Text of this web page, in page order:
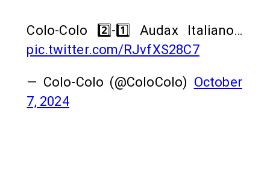
Colo-Colo 2️⃣-1️⃣ Audax Italiano…
pic.twitter.com/RJvfXS28C7
— Colo-Colo (@ColoColo) October
7, 2024